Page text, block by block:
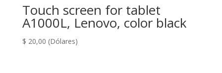
Touch screen for tablet
A1000L, Lenovo, color black
$ 20,00 (Dólares)